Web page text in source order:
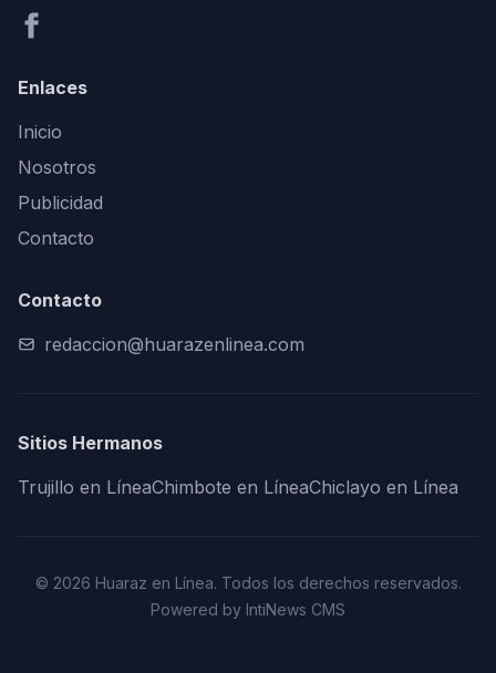
Enlaces
Inicio
Nosotros
Publicidad
Contacto
Contacto
redaccion@huarazenlinea.com
Sitios Hermanos
Trujillo en LíneaChimbote en LíneaChiclayo en Línea
© 2026 Huaraz en Línea. Todos los derechos reservados.
Powered by IntiNews CMS